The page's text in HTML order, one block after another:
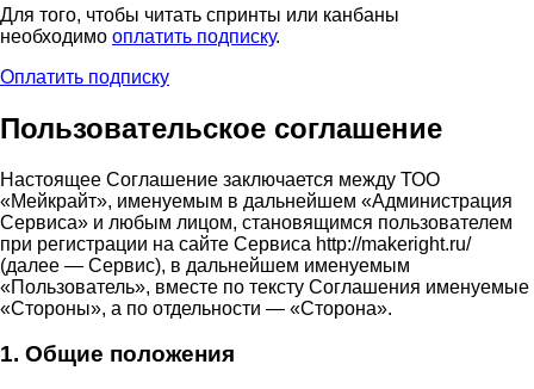
Для того, чтобы читать спринты или канбаны
необходимо оплатить подписку.
Оплатить подписку
Пользовательское соглашение
Настоящее Соглашение заключается между ТОО
«Мейкрайт», именуемым в дальнейшем «Администрация
Сервиса» и любым лицом, становящимся пользователем
при регистрации на сайте Сервиса http://makeright.ru/
(далее — Сервис), в дальнейшем именуемым
«Пользователь», вместе по тексту Соглашения именуемые
«Стороны», а по отдельности — «Сторона».
1. Общие положения